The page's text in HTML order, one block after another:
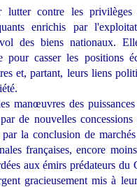
lutter contre les privilèges
enrichis par
des biens nationaux.
pour casser les positions
et, partant, leurs liens
manœuvres des
de nouvelles concessions
la conclusion de
françaises, encore
aux émirs prédateurs du
gracieusement mis à